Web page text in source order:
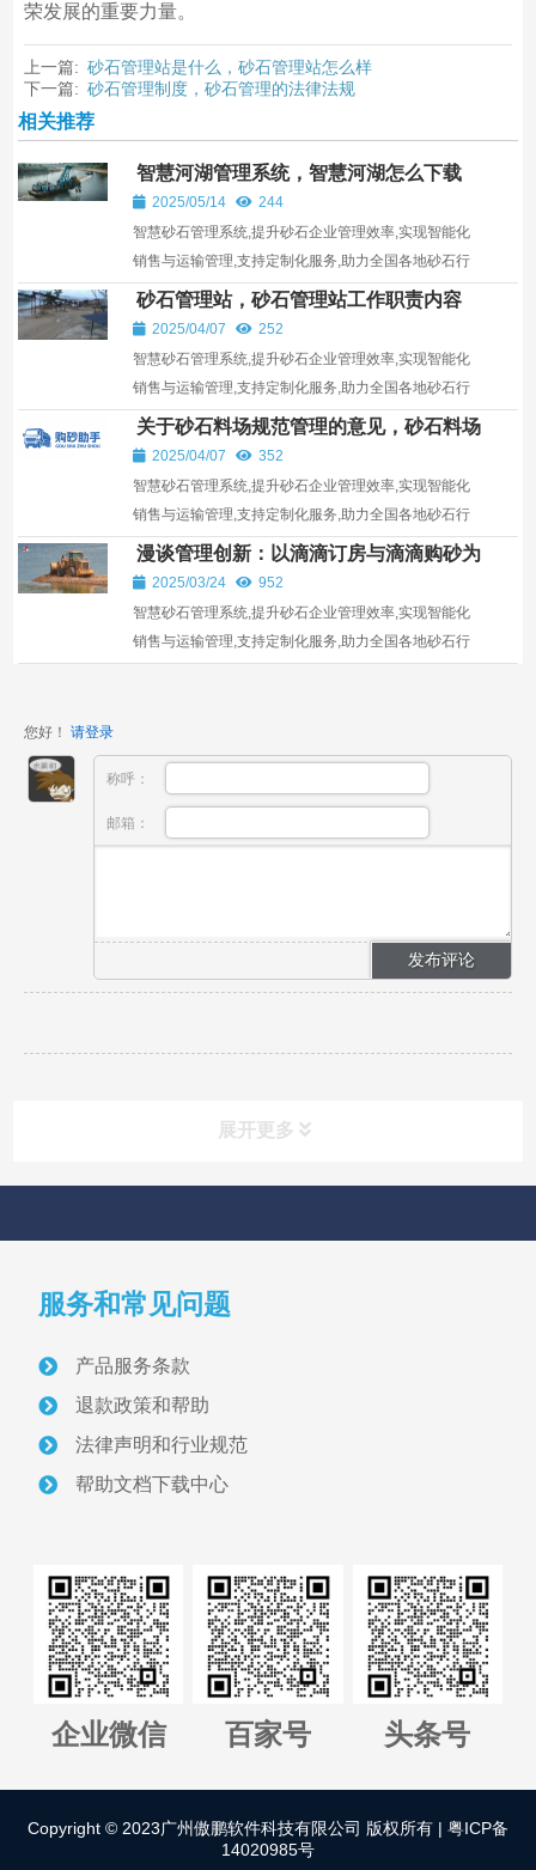
荣发展的重要力量。
上一篇: 砂石管理站是什么，砂石管理站怎么样
下一篇: 砂石管理制度，砂石管理的法律法规
相关推荐
智慧河湖管理系统，智慧河湖怎么下载
2025/05/14
244
智慧砂石管理系统,提升砂石企业管理效率,实现智能化
销售与运输管理,支持定制化服务,助力全国各地砂石行
业发展。
砂石管理站，砂石管理站工作职责内容
2025/04/07
252
智慧砂石管理系统,提升砂石企业管理效率,实现智能化
销售与运输管理,支持定制化服务,助力全国各地砂石行
业发展。
关于砂石料场规范管理的意见，砂石料场
环保要求
2025/04/07
352
智慧砂石管理系统,提升砂石企业管理效率,实现智能化
销售与运输管理,支持定制化服务,助力全国各地砂石行
业发展。统
漫谈管理创新：以滴滴订房与滴滴购砂为
镜2025/03/24
952
智慧砂石管理系统,提升砂石企业管理效率,实现智能化
销售与运输管理,支持定制化服务,助力全国各地砂石行
您好！ 请登录
称呼：
邮箱：
展开更多
首页
关于我们
智慧砂场建设案例
联系我们
正版软件授权查询
管理平台全国代理招募
服务和常见问题
产品服务条款
退款政策和帮助
法律声明和行业规范
帮助文档下载中心
企业微信 百家号 头条号
Copyright © 2023广州傲鹏软件科技有限公司 版权所有 | 粤ICP备
14020985号